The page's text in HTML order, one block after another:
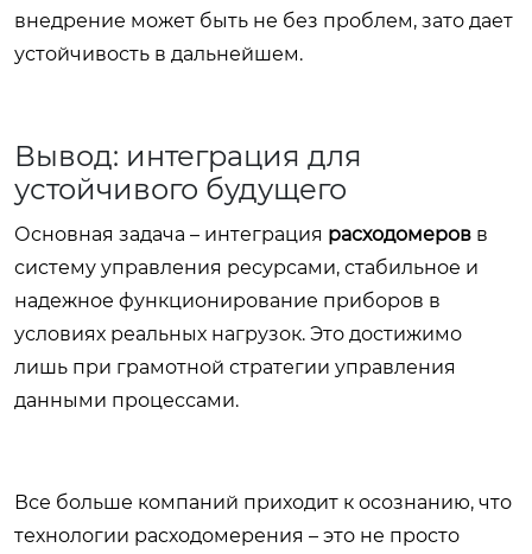
внедрение может быть не без проблем, зато дает
устойчивость в дальнейшем.
Вывод: интеграция для
устойчивого будущего
Основная задача – интеграция расходомеров в
систему управления ресурсами, стабильное и
надежное функционирование приборов в
условиях реальных нагрузок. Это достижимо
лишь при грамотной стратегии управления
данными процессами.
Все больше компаний приходит к осознанию, что
технологии расходомерения – это не просто